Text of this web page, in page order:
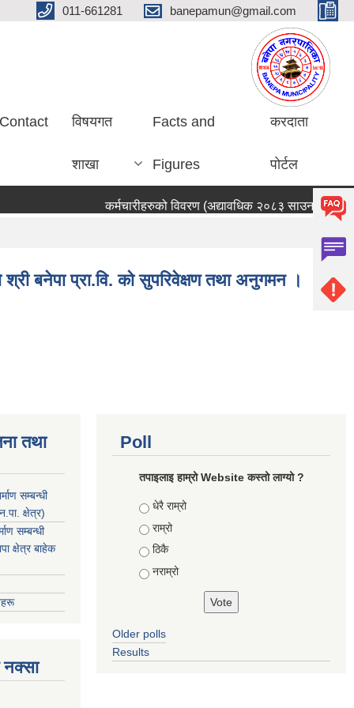
011-661281 banepamun@gmail.com
विषयगत
शाखा
Facts and
Figures
करदाता
पोर्टल
कर्मचारीहरुको विवरण (अद्यावधिक २०८३ साउन ०५ गते)
बनेपा प्रा.वि. को सुपरिवेक्षण तथा अनुगमन ।
तथा
सम्बन्धी
क्षेत्र)
सम्बन्धी
क्षेत्र बाहेक
नक्सा
Poll
तपाइलाइ हाम्रो Website कस्तो लाग्यो ?
Choices
धेरै राम्रो
राम्रो
ठिकै
नराम्रो
Older polls
Results